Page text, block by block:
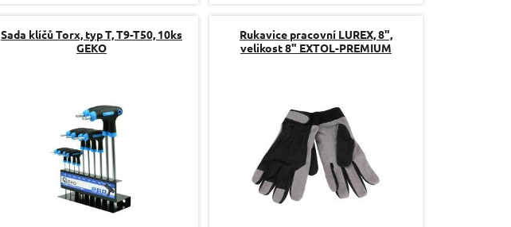
Sada klíčů Torx, typ T, T9-T50, 10ks
GEKO
Rukavice pracovní LUREX, 8",
velikost 8" EXTOL-PREMIUM